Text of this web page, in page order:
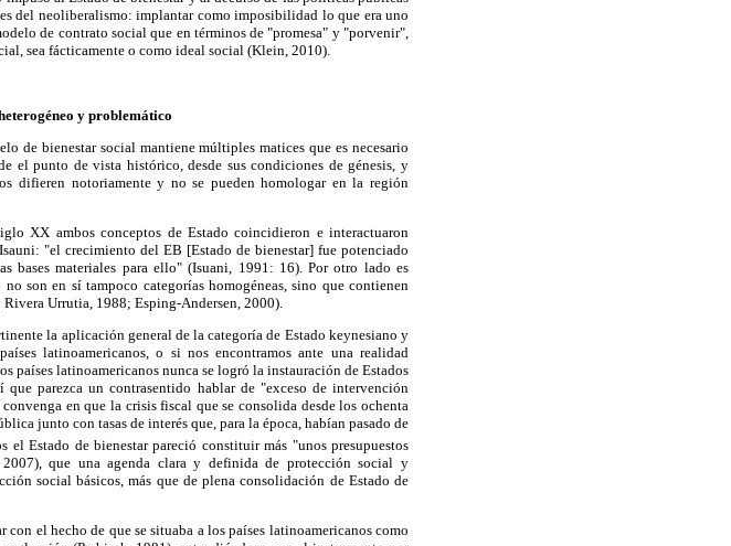
del neoliberalismo: implantar como imposibilidad lo que era uno
de contrato social que en términos de "promesa" y "porvenir",
sea fácticamente o como ideal social (Klein, 2010).
y problemático
de bienestar social mantiene múltiples matices que es necesario
el punto de vista histórico, desde sus condiciones de génesis, y
difieren notoriamente y no se pueden homologar en la región
XX ambos conceptos de Estado coincidieron e interactuaron
"el crecimiento del EB [Estado de bienestar] fue potenciado
bases materiales para ello" (Isuani, 1991: 16). Por otro lado es
son en sí tampoco categorías homogéneas, sino que contienen
Urrutia, 1988; Esping-Andersen, 2000).
la aplicación general de la categoría de Estado keynesiano y
latinoamericanos, o si nos encontramos ante una realidad
países latinoamericanos nunca se logró la instauración de Estados
parezca un contrasentido hablar de "exceso de intervención
en que la crisis fiscal que se consolida desde los ochenta
junto con tasas de interés que, para la época, habían pasado de
Estado de bienestar pareció constituir más "unos presupuestos
que una agenda clara y definida de protección social y
social básicos, más que de plena consolidación de Estado de
con el hecho de que se situaba a los países latinoamericanos como